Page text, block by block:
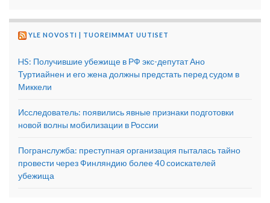
YLE NOVOSTI | TUOREIMMAT UUTISET
HS: Получившие убежище в РФ экс-депутат Ано
Туртиайнен и его жена должны предстать перед судом в
Миккели
Исследователь: появились явные признаки подготовки
новой волны мобилизации в России
Погранслужба: преступная организация пыталась тайно
провести через Финляндию более 40 соискателей
убежища